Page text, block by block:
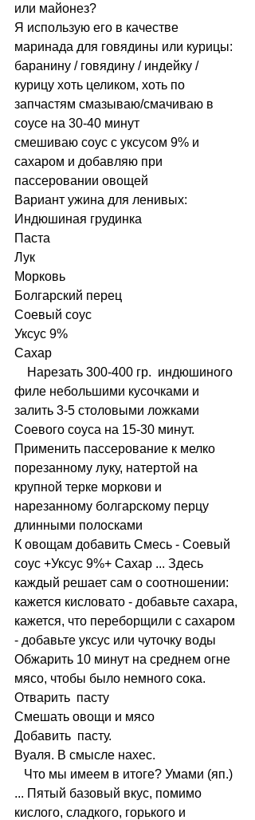
или майонез?
Я использую его в качестве
маринада для говядины или курицы:
баранину / говядину / индейку /
курицу хоть целиком, хоть по
запчастям смазываю/смачиваю в
соусе на 30-40 минут
смешиваю соус с уксусом 9% и
сахаром и добавляю при
пассеровании овощей
Вариант ужина для ленивых:
Индюшиная грудинка
Паста
Лук
Морковь
Болгарский перец
Соевый соус
Уксус 9%
Сахар
филе небольшими кусочками и
залить 3-5 столовыми ложками
Соевого соуса на 15-30 минут.
Применить пассерование к мелко
порезанному луку, натертой на
крупной терке моркови и
нарезанному болгарскому перцу
длинными полосками
К овощам добавить Смесь - Соевый
соус +Уксус 9%+ Сахар ... Здесь
каждый решает сам о соотношении:
кажется кисловато - добавьте сахара,
кажется, что переборщили с сахаром
- добавьте уксус или чуточку воды
Обжарить 10 минут на среднем огне
мясо, чтобы было немного сока.
Отварить  пасту
Смешать овощи и мясо
Добавить  пасту.
Вуаля. В смысле нахес.
... Пятый базовый вкус, помимо
кислого, сладкого, горького и